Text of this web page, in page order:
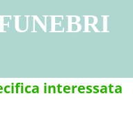
interessata